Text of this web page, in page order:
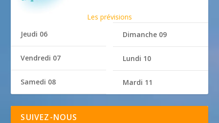
Les prévisions
Jeudi 06
Vendredi 07
Samedi 08
Dimanche 09
Lundi 10
Mardi 11
SUIVEZ-NOUS